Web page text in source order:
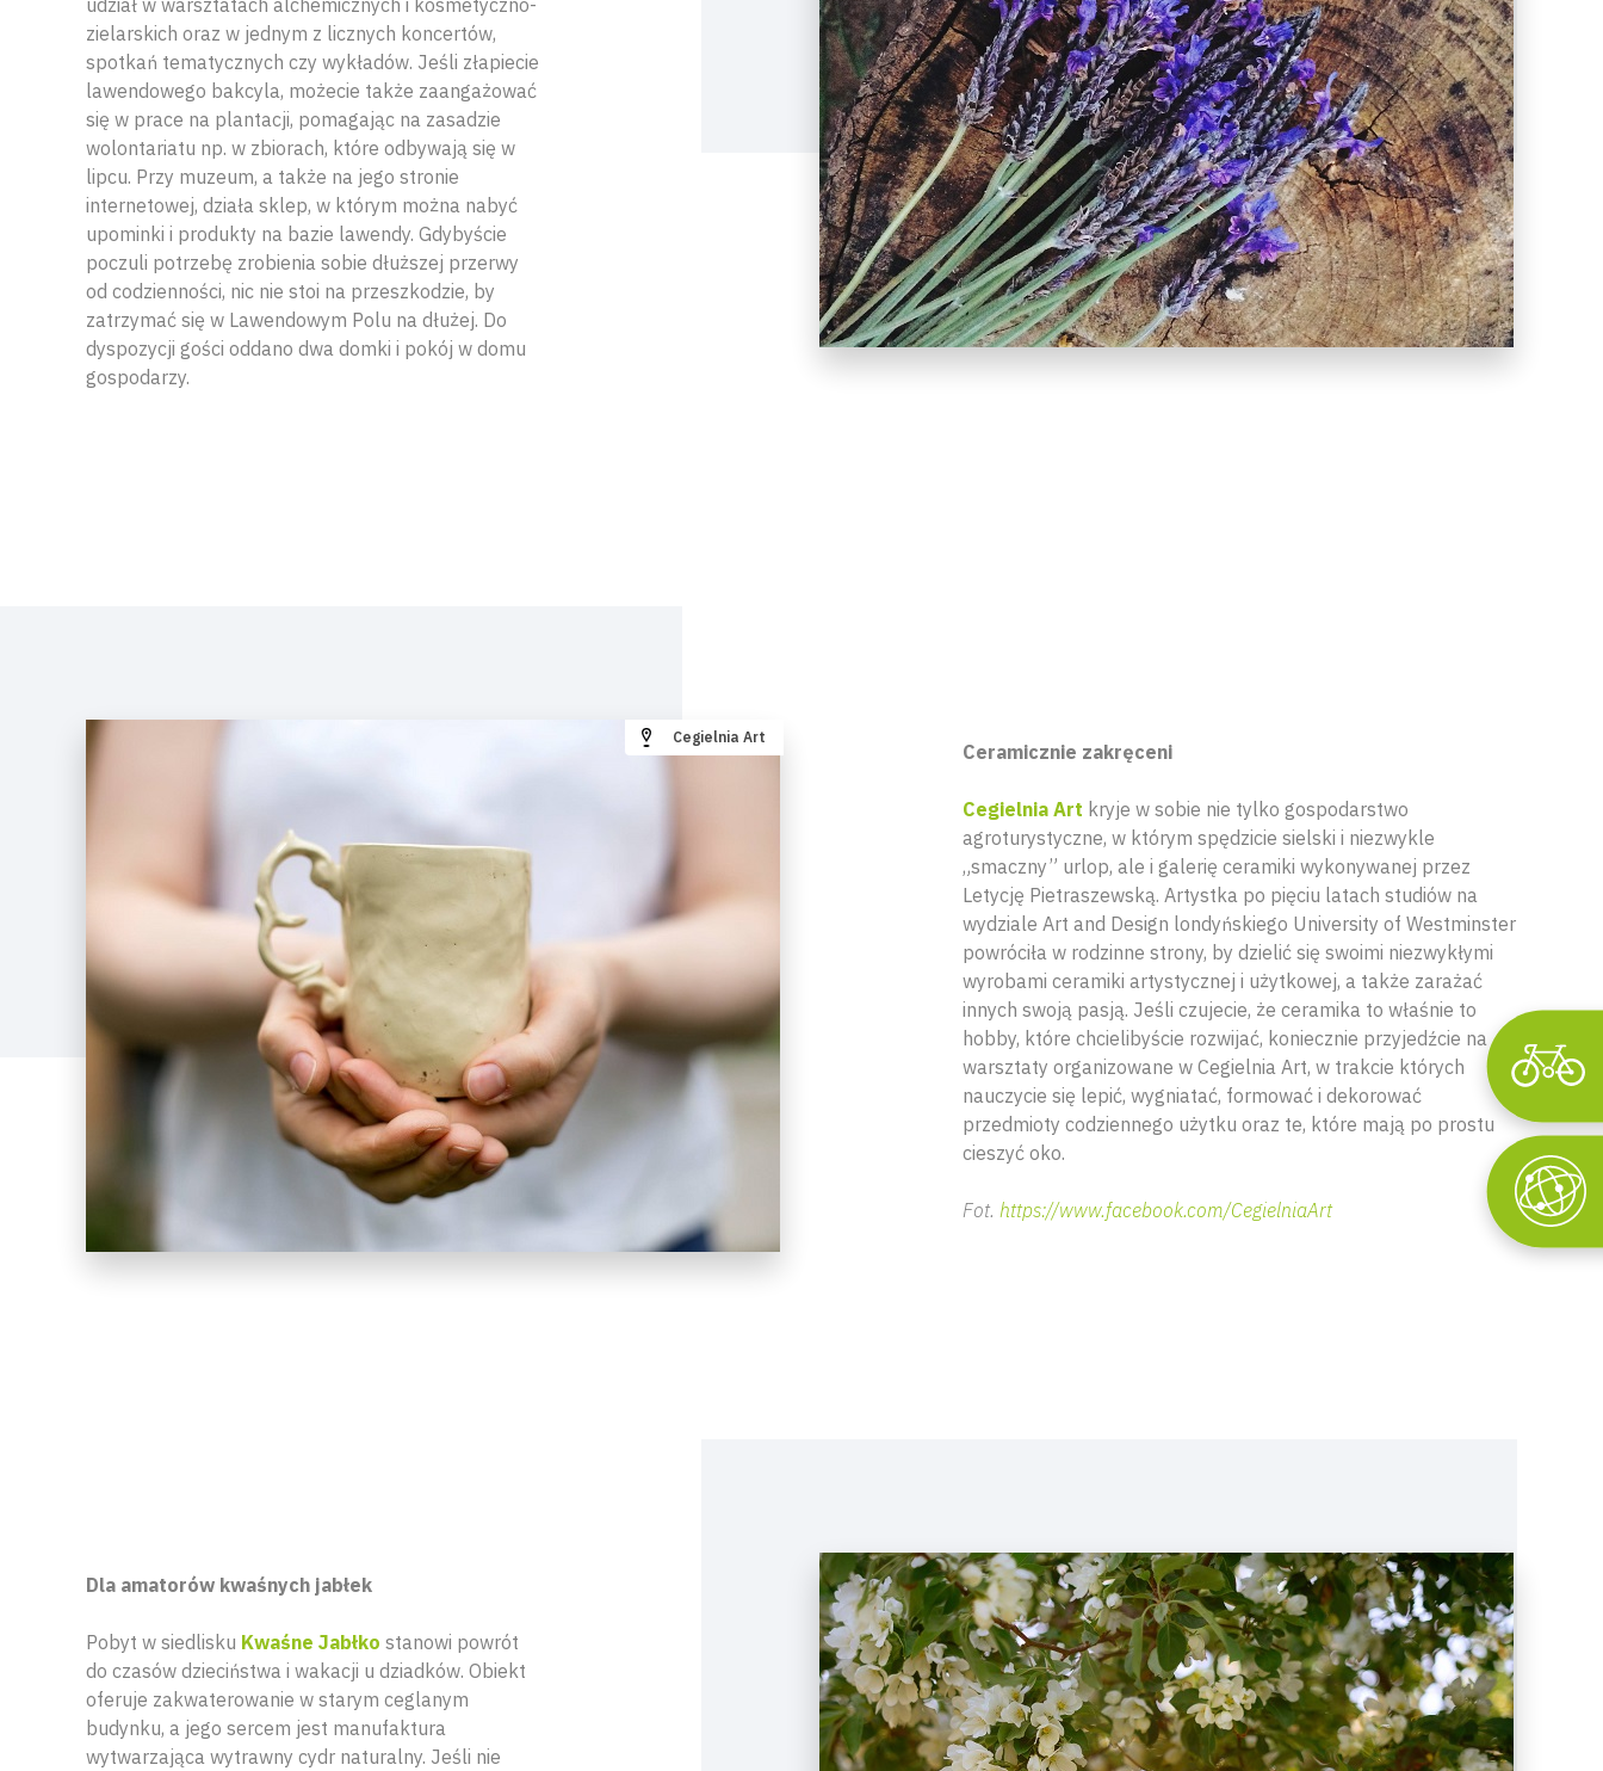
zielarskich oraz w jednym z licznych koncertów,
spotkań tematycznych czy wykładów. Jeśli złapiecie
lawendowego bakcyla, możecie także zaangażować
się w prace na plantacji, pomagając na zasadzie
wolontariatu np. w zbiorach, które odbywają się w
lipcu. Przy muzeum, a także na jego stronie
internetowej, działa sklep, w którym można nabyć
upominki i produkty na bazie lawendy. Gdybyście
poczuli potrzebę zrobienia sobie dłuższej przerwy
od codzienności, nic nie stoi na przeszkodzie, by
zatrzymać się w Lawendowym Polu na dłużej. Do
dyspozycji gości oddano dwa domki i pokój w domu
gospodarzy.
Cegielnia Art
Ceramicznie zakręceni
Cegielnia Art kryje w sobie nie tylko gospodarstwo
agroturystyczne, w którym spędzicie sielski i niezwykle
„smaczny” urlop, ale i galerię ceramiki wykonywanej przez
Letycję Pietraszewską. Artystka po pięciu latach studiów na
wydziale Art and Design londyńskiego University of Westminster
powróciła w rodzinne strony, by dzielić się swoimi niezwykłymi
wyrobami ceramiki artystycznej i użytkowej, a także zarażać
innych swoją pasją. Jeśli czujecie, że ceramika to właśnie to
hobby, które chcielibyście rozwijać, koniecznie przyjedźcie na
warsztaty organizowane w Cegielnia Art, w trakcie których
nauczycie się lepić, wygniatać, formować i dekorować
przedmioty codziennego użytku oraz te, które mają po prostu
cieszyć oko.
Fot. https://www.facebook.com/CegielniaArt
Dla amatorów kwaśnych jabłek
Pobyt w siedlisku Kwaśne Jabłko stanowi powrót
do czasów dzieciństwa i wakacji u dziadków. Obiekt
oferuje zakwaterowanie w starym ceglanym
budynku, a jego sercem jest manufaktura
wytwarzająca wytrawny cydr naturalny. Jeśli nie
Wyszukaj